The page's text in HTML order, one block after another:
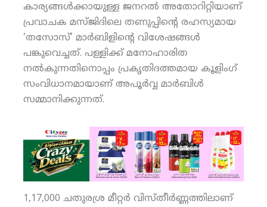
കാര്യങ്ങള്‍ക്കായുള്ള ജനറല്‍ അതോറിറ്റിയാണ്
പ്രവാചക മസ്ജിദിലെ തണുപ്പിന്റെ രഹസ്യമായ
‘തസോസ്’ മാര്‍ബിളിന്റെ വിശേഷങ്ങള്‍
പങ്കുവെച്ചത്. പള്ളിക്ക് മനോഹാരിത
നല്‍കുന്നതിനൊപ്പം പ്രകൃതിദത്തമായ കൂളിംഗ്
സംവിധാനമായാണ് അപൂര്‍വ്വ മാര്‍ബിള്‍
സമ്മാനിക്കുന്നത്.
1,17,000 ചതുരശ്ര മീറ്റര്‍ വിസ്തീര്‍ണ്ണത്തിലാണ്